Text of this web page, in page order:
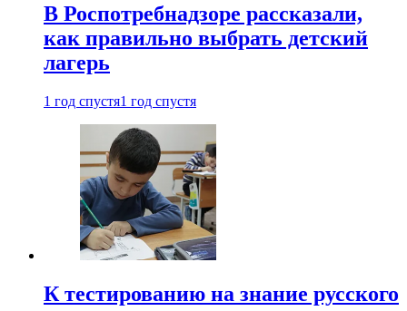
В Роспотребнадзоре рассказали,
как правильно выбрать детский
лагерь
1 год спустя1 год спустя
К тестированию на знание русского